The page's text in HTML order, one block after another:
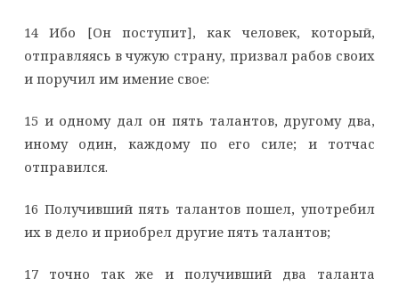
14 Ибо [Он поступит], как человек, который,
отправляясь в чужую страну, призвал рабов своих
и поручил им имение свое:
15 и одному дал он пять талантов, другому два,
иному один, каждому по его силе; и тотчас
отправился.
16 Получивший пять талантов пошел, употребил
их в дело и приобрел другие пять талантов;
17 точно так же и получивший два таланта